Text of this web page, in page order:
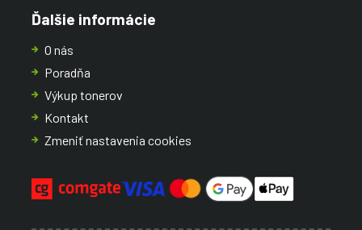
Ďalšie informácie
O nás
Poradňa
Výkup tonerov
Kontakt
Zmeniť nastavenia cookies